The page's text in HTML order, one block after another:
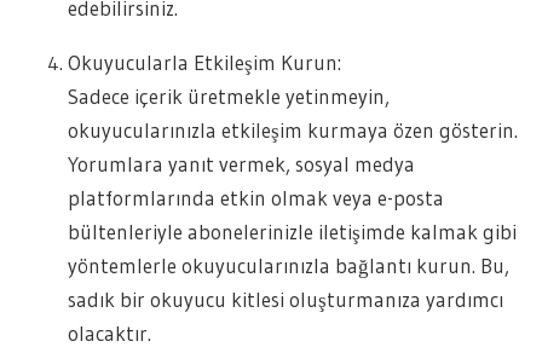
edebilirsiniz.
Okuyucularla Etkileşim Kurun:
Sadece içerik üretmekle yetinmeyin,
okuyucularınızla etkileşim kurmaya özen gösterin.
Yorumlara yanıt vermek, sosyal medya
platformlarında etkin olmak veya e-posta
bültenleriyle abonelerinizle iletişimde kalmak gibi
yöntemlerle okuyucularınızla bağlantı kurun. Bu,
sadık bir okuyucu kitlesi oluşturmanıza yardımcı
olacaktır.